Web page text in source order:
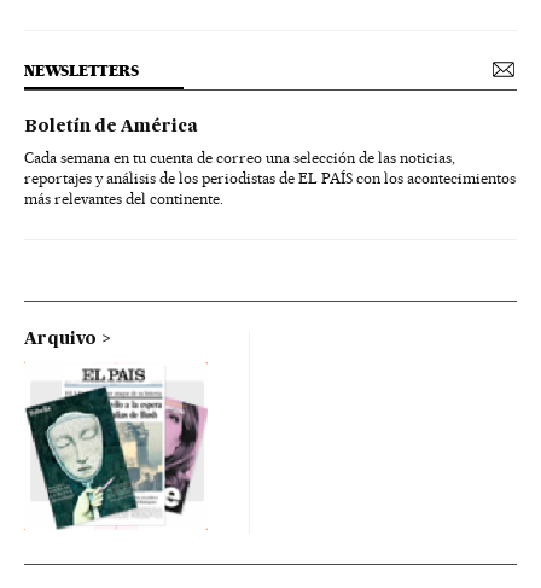
NEWSLETTERS
Boletín de América
Cada semana en tu cuenta de correo una selección de las noticias,
reportajes y análisis de los periodistas de EL PAÍS con los acontecimientos
más relevantes del continente.
Arquivo